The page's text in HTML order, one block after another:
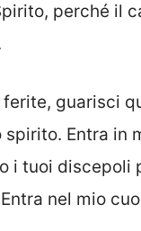
perché il
guarisci
Entra in
i tuoi discepoli
nel mio